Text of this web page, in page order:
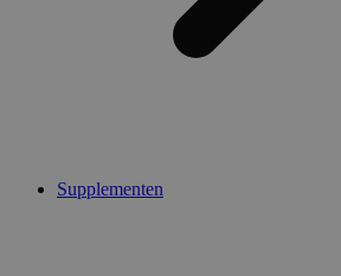
Supplementen